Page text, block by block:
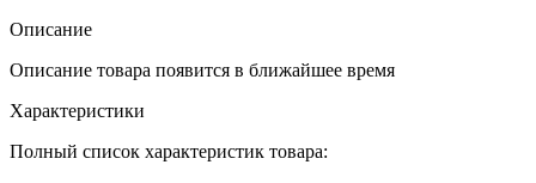
Описание
Описание товара появится в ближайшее время
Характеристики
Полный список характеристик товара: